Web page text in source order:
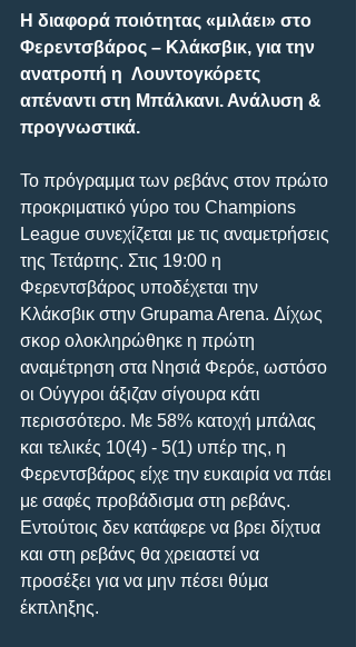
Η διαφορά ποιότητας «μιλάει» στο
Φερεντσβάρος – Κλάκσβικ, για την
ανατροπή η  Λουντογκόρετς
απέναντι στη Μπάλκανι. Ανάλυση &
προγνωστικά.
Το πρόγραμμα των ρεβάνς στον πρώτο
προκριματικό γύρο του Champions
League συνεχίζεται με τις αναμετρήσεις
της Τετάρτης. Στις 19:00 η
Φερεντσβάρος υποδέχεται την
Κλάκσβικ στην Grupama Arena. Δίχως
σκορ ολοκληρώθηκε η πρώτη
αναμέτρηση στα Νησιά Φερόε, ωστόσο
οι Ούγγροι άξιζαν σίγουρα κάτι
περισσότερο. Με 58% κατοχή μπάλας
και τελικές 10(4) - 5(1) υπέρ της, η
Φερεντσβάρος είχε την ευκαιρία να πάει
με σαφές προβάδισμα στη ρεβάνς.
Εντούτοις δεν κατάφερε να βρει δίχτυα
και στη ρεβάνς θα χρειαστεί να
προσέξει για να μην πέσει θύμα
έκπληξης.